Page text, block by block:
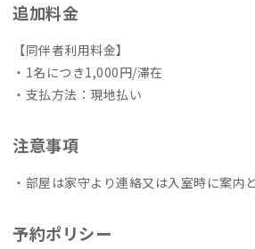
追加料金
【同伴者利用料金】
・1名につき1,000円/滞在
・支払方法：現地払い
注意事項
・部屋は家守より連絡又は入室時に案内
予約ポリシー